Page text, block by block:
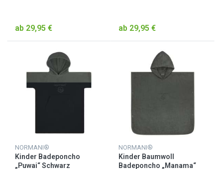
ab 29,95 € ab 29,95 €
NORMANI®
Kinder Badeponcho
„Puwai“ Schwarz
NORMANI®
Kinder Baumwoll
Badeponcho „Manama“